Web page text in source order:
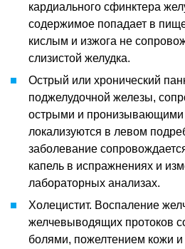
кардиального сфинктера
содержимое попадает в
кислым и изжога не
слизистой желудка.
Острый или хронический
поджелудочной железы,
острыми и пронизывающими
локализуются в левом
заболевание
капель в испражнениях и
лабораторных анализах.
Холецистит. Воспаление
желчевыводящих протоков
болями, пожелтением кожи и